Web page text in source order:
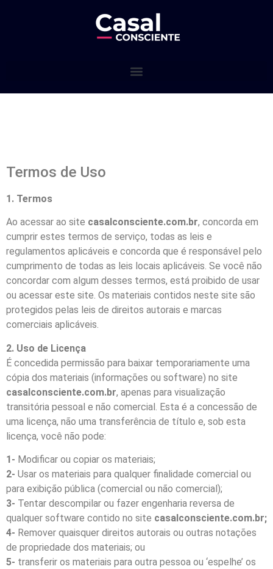
Termos de Uso
1. Termos
Ao acessar ao site casalconsciente.com.br, concorda em
cumprir estes termos de serviço, todas as leis e
regulamentos aplicáveis e concorda que é responsável pelo
cumprimento de todas as leis locais aplicáveis. Se você não
concordar com algum desses termos, está proibido de usar
ou acessar este site. Os materiais contidos neste site são
protegidos pelas leis de direitos autorais e marcas
comerciais aplicáveis.
2. Uso de Licença
É concedida permissão para baixar temporariamente uma
cópia dos materiais (informações ou software) no site
casalconsciente.com.br, apenas para visualização
transitória pessoal e não comercial. Esta é a concessão de
uma licença, não uma transferência de título e, sob esta
licença, você não pode:
1- Modificar ou copiar os materiais;
2- Usar os materiais para qualquer finalidade comercial ou
para exibição pública (comercial ou não comercial);
3- Tentar descompilar ou fazer engenharia reversa de
qualquer software contido no site casalconsciente.com.br;
4- Remover quaisquer direitos autorais ou outras notações
de propriedade dos materiais; ou
5- transferir os materiais para outra pessoa ou ‘espelhe’ os